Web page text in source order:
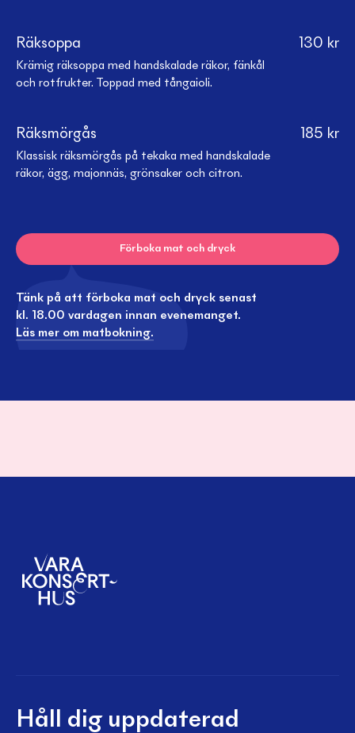
Räksoppa 130 kr
Krämig räksoppa med handskalade räkor, fänkål
och rotfrukter. Toppad med tångaioli.
Räksmörgås 185 kr
Klassisk räksmörgås på tekaka med handskalade
räkor, ägg, majonnäs, grönsaker och citron.
Förboka mat och dryck
Tänk på att förboka mat och dryck senast
kl. 18.00 vardagen innan evenemanget.
Läs mer om matbokning.
Håll dig uppdaterad